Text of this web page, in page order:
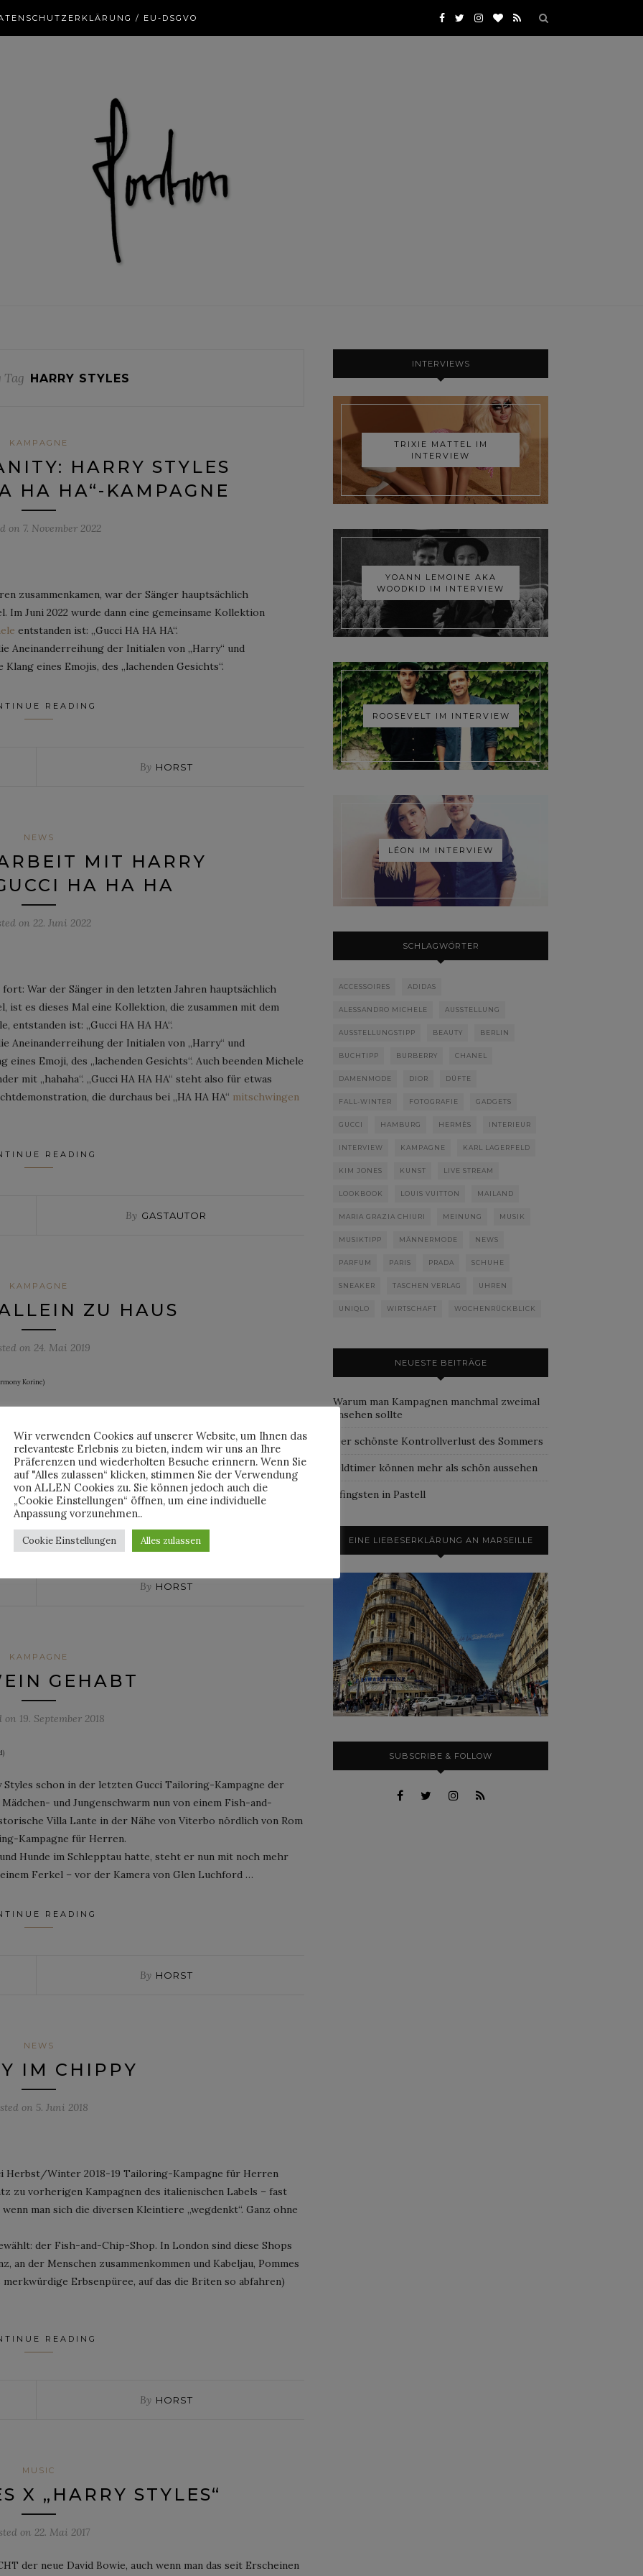
/ EU-DSGVO
HARRY STYLES
KAMPAGNE
HARRY STYLES
HA HA“-KAMPAGNE
on 7. November 2022
zusammenkamen, war der Sänger hauptsächlich
Im Juni 2022 wurde dann eine gemeinsame Kollektion
entstanden ist: „Gucci HA HA HA“.
Aneinanderreihung der Initialen von „Harry“ und
eines Emojis, des „lachenden Gesichts“.
READING
By HORST
NEWS
MIT HARRY
HA HA HA
on 22. Juni 2022
War der Sänger in den letzten Jahren hauptsächlich
ist es dieses Mal eine Kollektion, die zusammen mit dem
entstanden ist: „Gucci HA HA HA“.
Aneinanderreihung der Initialen von „Harry“ und
eines Emoji, des „lachenden Gesichts“. Auch beenden Michele
mit „hahaha“. „Gucci HA HA HA“ steht also für etwas
die durchaus bei „HA HA HA“ mitschwingen
READING
By GASTAUTOR
KAMPAGNE
ZU HAUS
on 24. Mai 2019
Korine)
Kampagne erneut auf Harry Styles, wechselt aber den
Korine für die Bilder verantwortlich. Nach einem Fish-and-
Villa Lante in der Nähe von Viterbo wurde dieses
Statuen und Utensilien, die von Alessandro Micheles
Location gewählt.
By HORST
KAMPAGNE
GEHABT
on 19. September 2018
Styles schon in der letzten Gucci Tailoring-Kampagne der
und Jungenschwarm nun von einem Fish-and-
Villa Lante in der Nähe von Viterbo nördlich von Rom
Kampagne für Herren.
Hunde im Schlepptau hatte, steht er nun mit noch mehr
Ferkel – vor der Kamera von Glen Luchford …
READING
By HORST
NEWS
IM CHIPPY
on 5. Juni 2018
Herbst/Winter 2018-19 Tailoring-Kampagne für Herren
zu vorherigen Kampagnen des italienischen Labels – fast
man sich die diversen Kleintiere „wegdenkt“. Ganz ohne
der Fish-and-Chip-Shop. In London sind diese Shops
an der Menschen zusammenkommen und Kabeljau, Pommes
Erbsenpüree, auf das die Briten so abfahren)
READING
By HORST
MUSIC
X „HARRY STYLES“
on 22. Mai 2017
der neue David Bowie, auch wenn man das seit Erscheinen
INTERVIEWS
TRIXIE MATTEL IM
INTERVIEW
YOANN LEMOINE AKA
WOODKID IM INTERVIEW
ROOSEVELT IM INTERVIEW
LÉON IM INTERVIEW
SCHLAGWÖRTER
ACCESSOIRES ADIDAS
ALESSANDRO MICHELE AUSSTELLUNG
AUSSTELLUNGSTIPP BEAUTY BERLIN
BUCHTIPP BURBERRY CHANEL
DAMENMODE DIOR DÜFTE
FALL-WINTER FOTOGRAFIE GADGETS
GUCCI HAMBURG HERMÈS INTERIEUR
INTERVIEW KAMPAGNE KARL LAGERFELD
KIM JONES KUNST LIVE STREAM
LOOKBOOK LOUIS VUITTON MAILAND
MARIA GRAZIA CHIURI MEINUNG MUSIK
MUSIKTIPP MÄNNERMODE NEWS
PARFUM PARIS PRADA SCHUHE
SNEAKER TASCHEN VERLAG UHREN
UNIQLO WIRTSCHAFT WOCHENRÜCKBLICK
NEUESTE BEITRÄGE
Warum man Kampagnen manchmal zweimal
ansehen sollte
Der schönste Kontrollverlust des Sommers
Oldtimer können mehr als schön aussehen
Pfingsten in Pastell
EINE LIEBESERKLÄRUNG AN MARSEILLE
SUBSCRIBE & FOLLOW
Wir verwenden Cookies auf unserer Website, um Ihnen das
relevanteste Erlebnis zu bieten, indem wir uns an Ihre
Präferenzen und wiederholten Besuche erinnern. Wenn Sie
auf "Alles zulassen“ klicken, stimmen Sie der Verwendung
von ALLEN Cookies zu. Sie können jedoch auch die
„Cookie Einstellungen“ öffnen, um eine individuelle
Anpassung vorzunehmen..
Cookie Einstellungen Alles zulassen